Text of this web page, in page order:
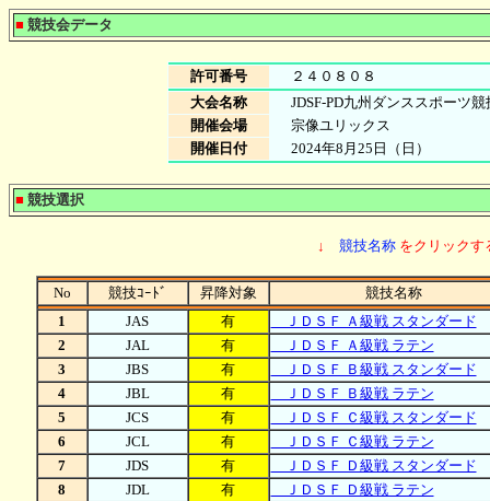
■ 競技会データ
許可番号
２４０８０８
大会名称
JDSF-PD九州ダンススポーツ
開催会場
宗像ユリックス
開催日付
2024年8月25日（日）
■ 競技選択
↓ 競技名称 をクリックす
No 競技ｺｰﾄﾞ 昇降対象
競技名称
1
JAS 有
ＪＤＳＦ Ａ級戦 スタンダード
2
JAL 有
ＪＤＳＦ Ａ級戦 ラテン
3
JBS 有
ＪＤＳＦ Ｂ級戦 スタンダード
4
JBL 有
ＪＤＳＦ Ｂ級戦 ラテン
5
JCS 有
ＪＤＳＦ Ｃ級戦 スタンダード
6
JCL 有
ＪＤＳＦ Ｃ級戦 ラテン
7
JDS 有
ＪＤＳＦ Ｄ級戦 スタンダード
8
JDL 有
ＪＤＳＦ Ｄ級戦 ラテン